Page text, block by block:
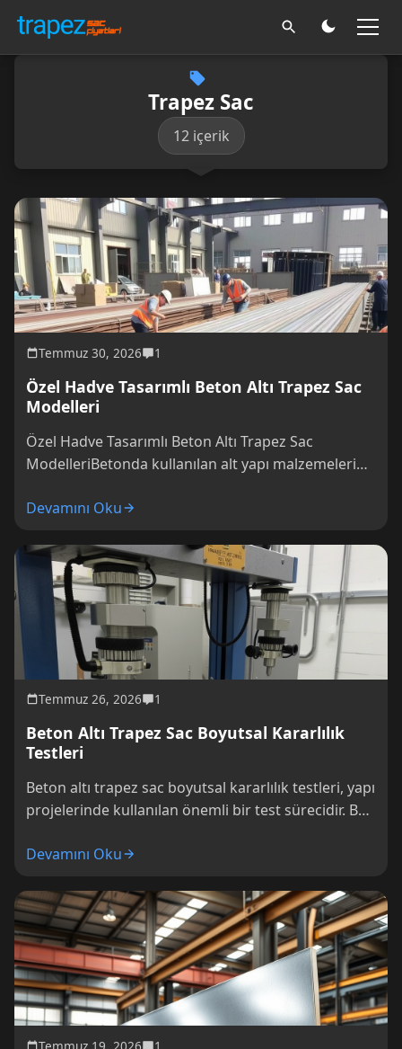
Trapez Sac
12 içerik
Temmuz 30, 2026 1
Özel Hadve Tasarımlı Beton Altı Trapez Sac
Modelleri
Özel Hadve Tasarımlı Beton Altı Trapez Sac
ModelleriBetonda kullanılan alt yapı malzemeleri
Devamını Oku
Temmuz 26, 2026 1
Beton Altı Trapez Sac Boyutsal Kararlılık
Testleri
Beton altı trapez sac boyutsal kararlılık testleri, yapı
projelerinde kullanılan önemli bir test sürecidir. Bu
Devamını Oku